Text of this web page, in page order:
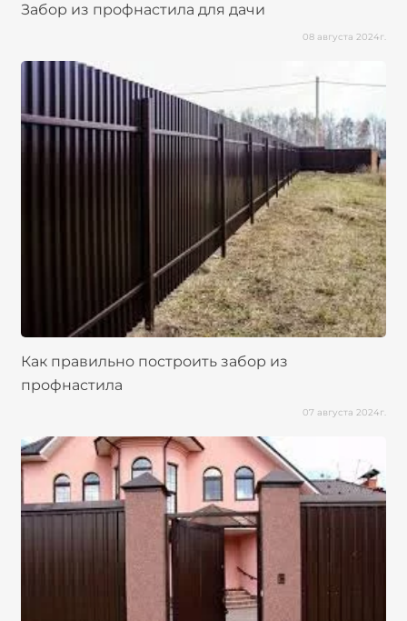
Забор из профнастила для дачи
08 августа 2024г.
Как правильно построить забор из
профнастила
07 августа 2024г.